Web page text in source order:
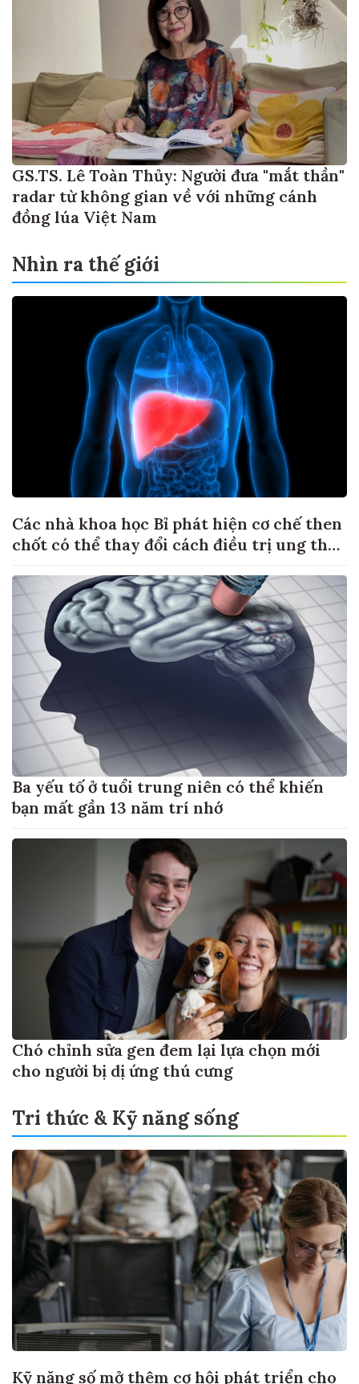
GS.TS. Lê Toàn Thủy: Người đưa "mắt thần"
radar từ không gian về với những cánh
đồng lúa Việt Nam
Nhìn ra thế giới
Các nhà khoa học Bỉ phát hiện cơ chế then
chốt có thể thay đổi cách điều trị ung thư
Ba yếu tố ở tuổi trung niên có thể khiến
bạn mất gần 13 năm trí nhớ
Chó chỉnh sửa gen đem lại lựa chọn mới
cho người bị dị ứng thú cưng
Tri thức & Kỹ năng sống
Kỹ năng số mở thêm cơ hội phát triển cho